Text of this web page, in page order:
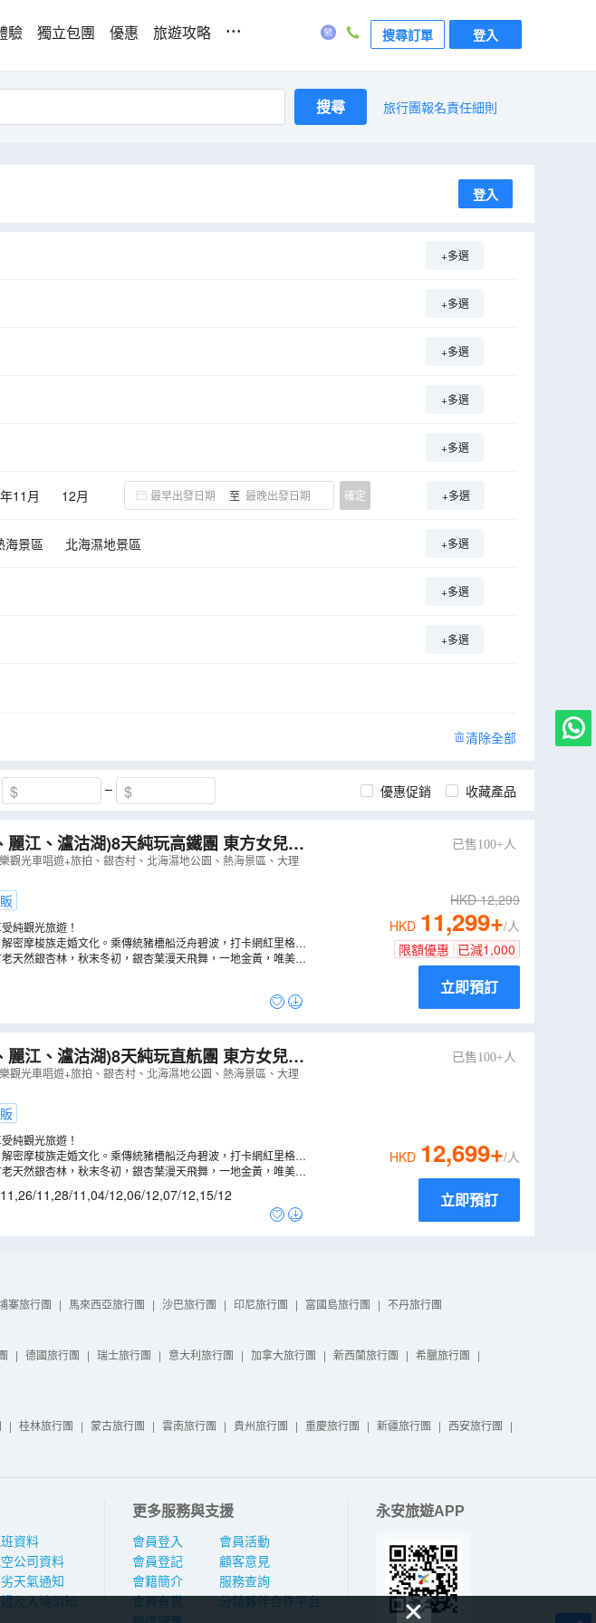
驗 獨立包團 優惠 旅遊攻略 ... 搜尋訂單 登入
搜尋 旅行團報名責任細則
登入
+多選
+多選
+多選
+多選
+多選
11月 12月 至 確定 +多選
海景區 北海濕地景區 +多選
+多選
+多選
清除全部
優惠促銷 收藏產品
道、音樂觀光車唱遊+旅拍、銀杏村、
觀光車唱遊+旅拍、銀杏村、北海濕地公園、熱海景區、大理
純觀光旅遊！
密摩梭族走婚文化。乘傳統豬槽船泛舟碧波，打卡網紅里格半
天然銀杏林，秋末冬初，銀杏葉漫天飛舞，一地金黃，唯美浪
已售100+人
HKD12,299
HKD 11,299+/人
限額優惠 已減1,000
立即預訂
道、音樂觀光車唱遊+旅拍、銀杏村、
觀光車唱遊+旅拍、銀杏村、北海濕地公園、熱海景區、大理
純觀光旅遊！
密摩梭族走婚文化。乘傳統豬槽船泛舟碧波，打卡網紅里格半
天然銀杏林，秋末冬初，銀杏葉漫天飛舞，一地金黃，唯美浪
,26/11 ,28/11 ,04/12,06/12,07/12,15/12
已售100+人
HKD 12,699+/人
立即預訂
寨旅行團 | 馬來西亞旅行團 | 沙巴旅行團 | 印尼旅行團 | 富國島旅行團 | 不丹旅行團
| 德國旅行團 | 瑞士旅行團 | 意大利旅行團 | 加拿大旅行團 | 新西蘭旅行團 | 希臘旅行團 |
| 桂林旅行團 | 蒙古旅行團 | 雲南旅行團 | 貴州旅行團 | 重慶旅行團 | 新疆旅行團 | 西安旅行團 |
資料
公司資料
天氣通知
及入境須知
更多服務與支援
會員登入
會員登記
會籍簡介
會員有賞
會員活動
顧客意見
服務查詢
分銷夥伴合作平台
永安旅遊APP